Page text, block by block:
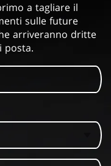
a tagliare il
sulle future
arriveranno dritte
posta.